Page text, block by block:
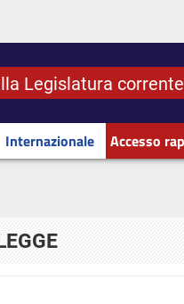
Legislatura
Internazionale Accesso